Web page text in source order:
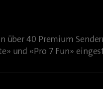
über 40 Premium
und «Pro 7 Fun»